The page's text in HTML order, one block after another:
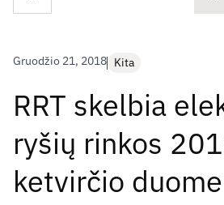
Gruodžio 21, 2018 Kita
RRT skelbia
ryšių rinkos
ketvirčio